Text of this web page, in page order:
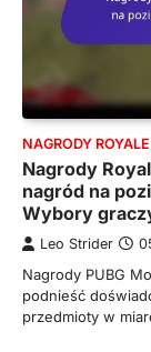
NAGRODY
Nagrody
nagród na
Wybory
Leo Strider
Nagrody PUBG
podnieść
przedmioty w